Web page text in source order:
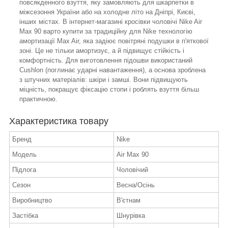
повсякденного взуття, яку замовляють для шкарпетки в
міжсезоння України або на холодне літо на Дніпрі, Києві,
інших містах. В інтернет-магазині кросівки чоловічі Nike Air
Max 90 варто купити за традиційну для Nike технологію
амортизації Max Air, яка задіює повітряні подушки в п'яткової
зоні. Це не тільки амортизує, а й підвищує стійкість і
комфортність. Для виготовлення підошви використаний
Cushlon (поглинає ударні навантаження), а основа зроблена
з штучних матеріалів: шкіри і замші. Вони підвищують
міцність, покращує фіксацію стопи і роблять взуття більш
практичною.
Характеристика товару
Бренд
Nike
Модель
Air Max 90
Підлога
Чоловічий
Сезон
Весна/Осінь
Виробництво
В'єтнам
Застібка
Шнурівка